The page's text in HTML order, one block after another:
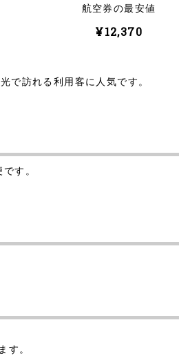
航空券の最安値
¥12,370
で訪れる利用客に人気です。
す。
。